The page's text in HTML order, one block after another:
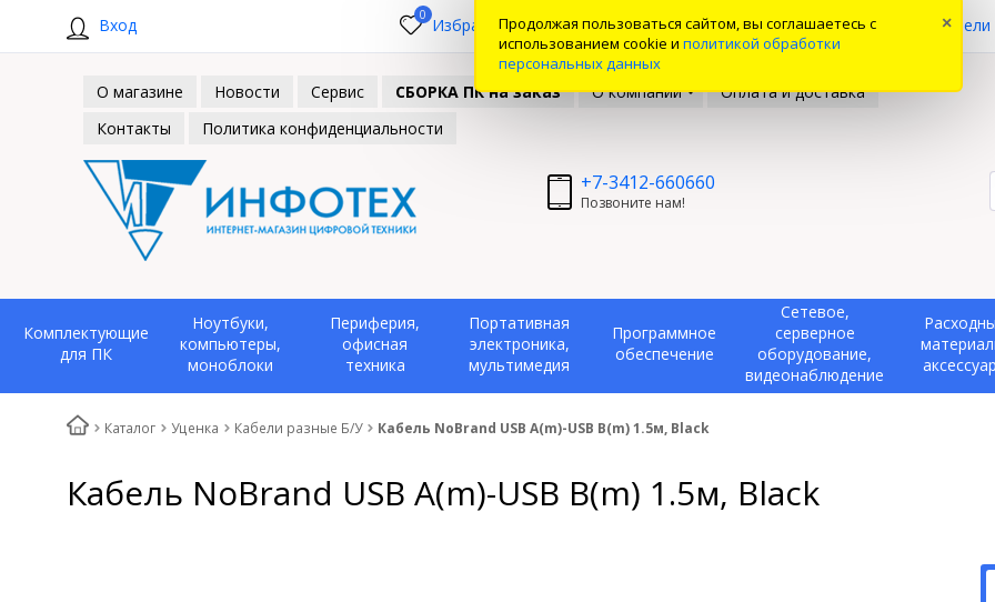
Продолжая пользоваться сайтом, вы соглашаетесь с
использованием cookie и политикой обработки
персональных данных
×
Вход 0 Избранные товары Вы смотрели
О магазине Новости Сервис СБОРКА ПК на заказ О компании
Оплата и доставка
Контакты
Политика конфиденциальности
+7-3412-660660
Позвоните нам!
Комплектующие
для ПК
Ноутбуки,
компьютеры,
моноблоки
Периферия,
офисная
техника
Портативная
электроника,
мультимедия
Программное
обеспечение
Сетевое,
серверное
оборудование,
видеонаблюдение
Каталог Уценка Кабели разные Б/У Кабель NoBrand USB A(m)-USB B(m) 1.5м, Black
Кабель NoBrand USB A(m)-USB B(m) 1.5м, Black